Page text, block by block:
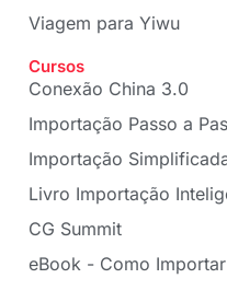
Viagem para Yiwu
Cursos
Conexão China 3.0
Importação Passo a
Importação
Livro Importação
CG Summit
eBook - Como